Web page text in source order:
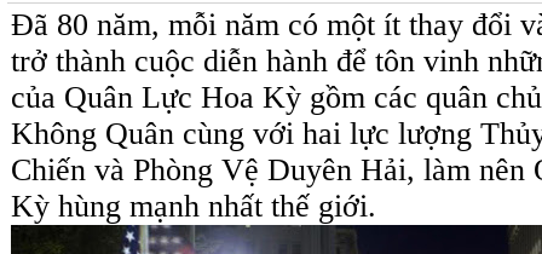
Đã 80 năm, mỗi năm có một ít thay đổi
trở thành cuộc diễn hành để tôn vinh
của Quân Lực Hoa Kỳ gồm các quân
Không Quân cùng với hai lực lượng
Chiến và Phòng Vệ Duyên Hải, làm nên
Kỳ hùng mạnh nhất thế giới.